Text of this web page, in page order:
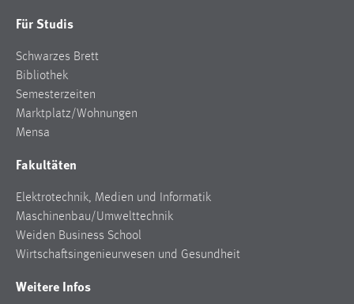
Für Studis
Schwarzes Brett
Bibliothek
Semesterzeiten
Marktplatz/Wohnungen
Mensa
Fakultäten
Elektrotechnik, Medien und Informatik
Maschinenbau/Umwelttechnik
Weiden Business School
Wirtschaftsingenieurwesen und Gesundheit
Weitere Infos
Cookie Laufzeit:
STATISTIK
Statistik Cookies erfassen Informationen anonym.
unsere Besucher unsere Website nutzen.
Matomo
Name:
_pk_ref, _pk_cvar, _pk_id, _pk_ses
Zweck: